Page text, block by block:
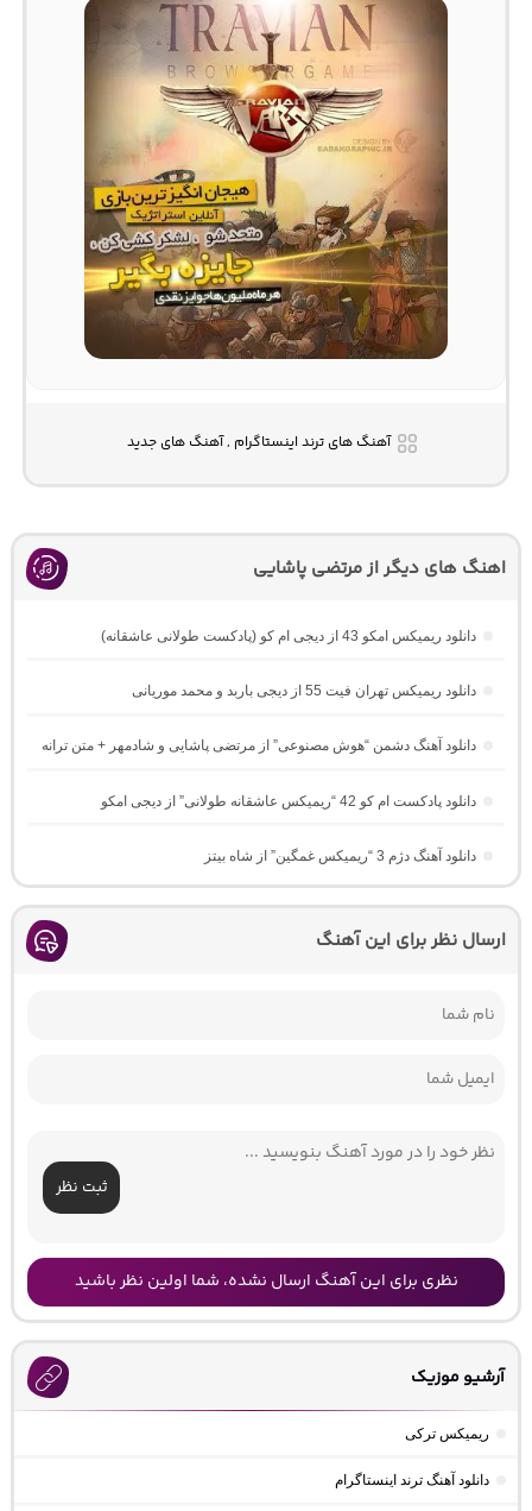
آهنگ های ترند اینستاگرام , آهنگ های جدید
اهنگ های دیگر از مرتضی پاشایی
دانلود ریمیکس امکو 43 از دیجی ام کو (پادکست طولانی عاشقانه)
دانلود ریمیکس تهران فیت 55 از دیجی باربد و محمد موریانی
دانلود آهنگ دشمن “هوش مصنوعی” از مرتضی پاشایی و شادمهر + متن ترانه
دانلود پادکست ام کو 42 “ریمیکس عاشقانه طولانی” از دیجی امکو
دانلود آهنگ دژم 3 “ریمیکس غمگین” از شاه بیتز
ارسال نظر برای این آهنگ
ثبت نظر
نظری برای این آهنگ ارسال نشده، شما اولین نظر باشید
آرشیو موزیک
ریمیکس ترکی
دانلود آهنگ ترند اینستاگرام